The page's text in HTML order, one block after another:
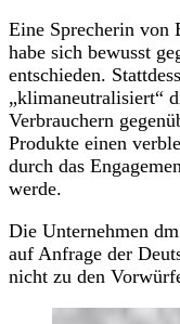
Eine Sprecherin von
habe sich bewusst
entschieden.
„klimaneutralisiert“
Verbrauchern
Produkte einen
durch das
werde.
Die Unternehmen
auf Anfrage der
nicht zu den